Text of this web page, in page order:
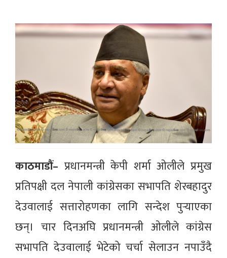
काठमाडौं– प्रधानमन्त्री केपी शर्मा ओलीले प्रमुख
प्रतिपक्षी दल नेपाली कांग्रेसका सभापति शेरबहादुर
देउवालाई सत्तारोहणका लागि सन्देश पुर्‍याएका
छन्। चार दिनअघि प्रधानमन्त्री ओलीले कांग्रेस
सभापति देउवालाई भेटेको चर्चा सेलाउन नपाउँदै